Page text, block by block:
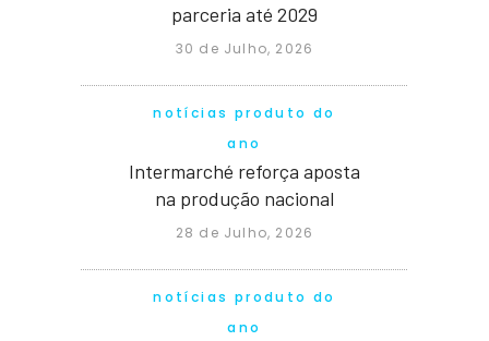
parceria até 2029
30 de Julho, 2026
notícias produto do
ano
Intermarché reforça aposta
na produção nacional
28 de Julho, 2026
notícias produto do
ano